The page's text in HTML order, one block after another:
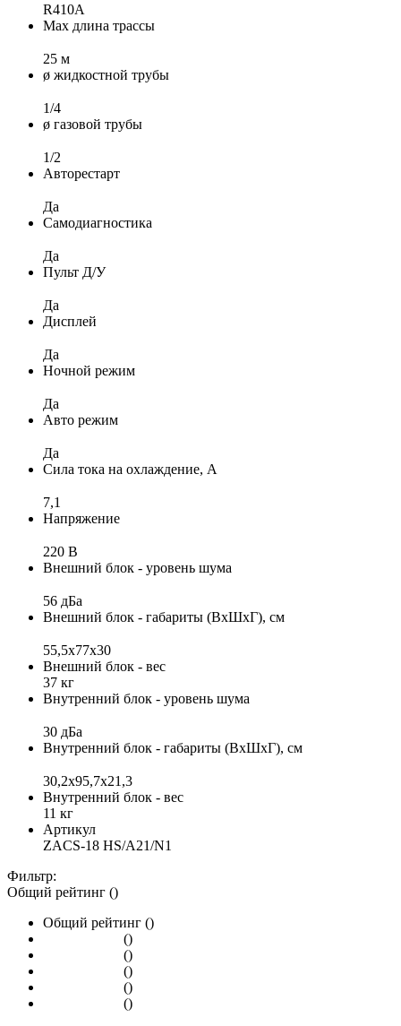
R410A
Max длина трассы
25 м
ø жидкостной трубы
1/4
ø газовой трубы
1/2
Авторестарт
Да
Самодиагностика
Да
Пульт Д/У
Да
Дисплей
Да
Ночной режим
Да
Авто режим
Да
Сила тока на охлаждение, А
7,1
Напряжение
220 В
Внешний блок - уровень шума
56 дБа
Внешний блок - габариты (ВхШхГ), см
55,5x77x30
Внешний блок - вес
37 кг
Внутренний блок - уровень шума
30 дБа
Внутренний блок - габариты (ВхШхГ), см
30,2x95,7x21,3
Внутренний блок - вес
11 кг
Артикул
ZACS-18 HS/A21/N1
Фильтр:
Общий рейтинг ()
Общий рейтинг ()
()
()
()
()
()